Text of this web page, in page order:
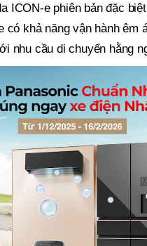
ICON-e phiên bản đặc
có khả năng vận hành êm
nhu cầu di chuyển hằng